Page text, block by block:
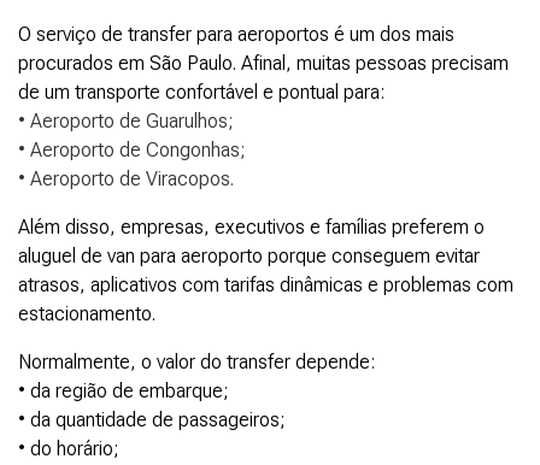
O serviço de transfer para aeroportos é um dos mais
procurados em São Paulo. Afinal, muitas pessoas precisam
de um transporte confortável e pontual para:
• Aeroporto de Guarulhos;
• Aeroporto de Congonhas;
• Aeroporto de Viracopos.
Além disso, empresas, executivos e famílias preferem o
aluguel de van para aeroporto porque conseguem evitar
atrasos, aplicativos com tarifas dinâmicas e problemas com
estacionamento.
Normalmente, o valor do transfer depende:
• da região de embarque;
• da quantidade de passageiros;
• do horário;